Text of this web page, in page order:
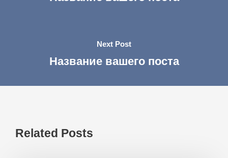
Next Post
Название вашего поста
Related Posts